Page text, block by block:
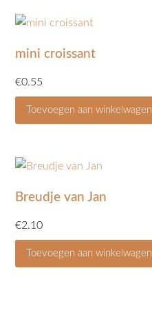
mini croissant
€0.55
Toevoegen aan winkelwagen
Breudje van Jan
€2.10
Toevoegen aan winkelwagen